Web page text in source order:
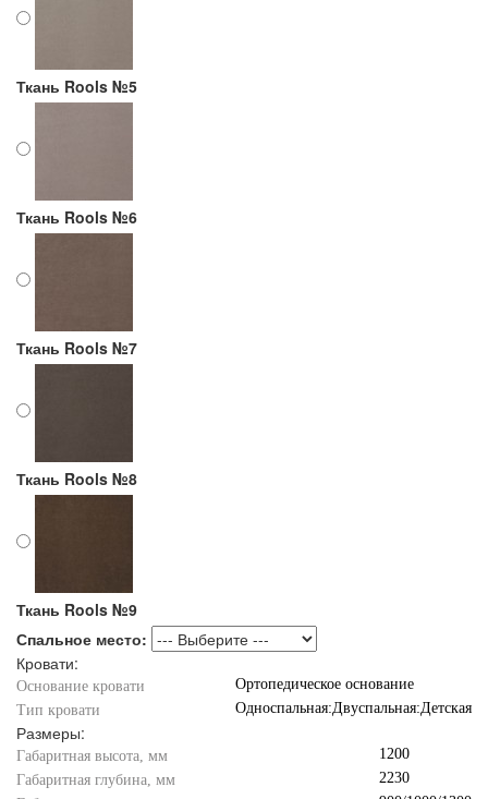
Ткань Rools №5
Ткань Rools №6
Ткань Rools №7
Ткань Rools №8
Ткань Rools №9
Спальное место:
Кровати:
Основание кровати
Ортопедическое основание
Тип кровати
Односпальная:Двуспальная:Детская
Размеры:
Габаритная высота, мм
1200
Габаритная глубина, мм
2230